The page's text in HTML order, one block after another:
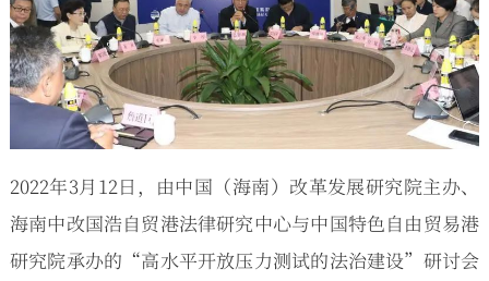
2022年3月12日，由中国（海南）改革发展研究院主办、
海南中改国浩自贸港法律研究中心与中国特色自由贸易港
研究院承办的“高水平开放压力测试的法治建设”研讨会